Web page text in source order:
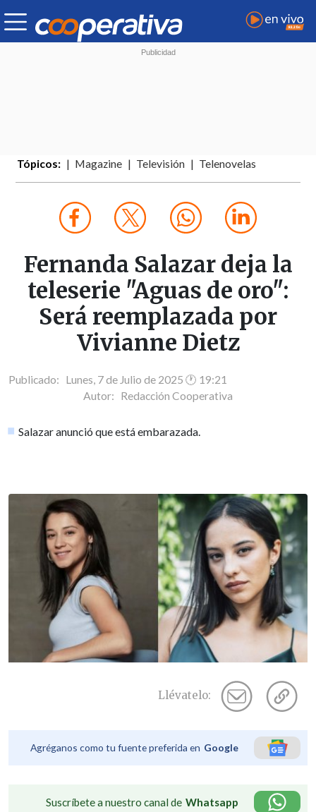
Tópicos: Magazine Televisión Telenovelas
Fernanda Salazar deja la
teleserie "Aguas de oro":
Será reemplazada por
Vivianne Dietz
Publicado: Lunes, 7 de Julio de 2025 🕐 19:21
Autor: Redacción Cooperativa
Salazar anunció que está embarazada.
Llévatelo:
Agréganos como tu fuente preferida en Google
Suscríbete a nuestro canal de Whatsapp